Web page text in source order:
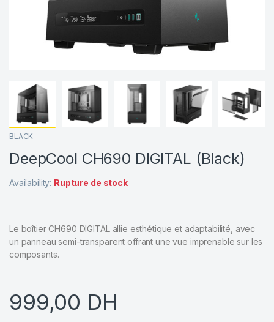
BLACK
DeepCool CH690 DIGITAL (Black)
Availability: Rupture de stock
Le boîtier CH690 DIGITAL allie esthétique et adaptabilité, avec
un panneau semi-transparent offrant une vue imprenable sur les
composants.
999,00 DH